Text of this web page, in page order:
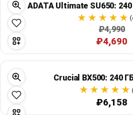
ADATA Ultimate SU650:
₽4,990
₽4,690
Crucial BX500: 240
₽6,158